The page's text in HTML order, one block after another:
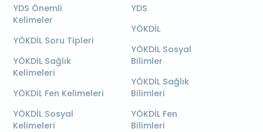
YDS Önemli
Kelimeler
YÖKDİL Soru Tipleri
YÖKDİL Sağlık
Kelimeleri
YÖKDİL Fen Kelimeleri
YÖKDİL Sosyal
Kelimeleri
YDS
YÖKDİL
YÖKDİL Sosyal
Bilimler
YÖKDİL Sağlık
Bilimleri
YÖKDİL Fen
Bilimleri